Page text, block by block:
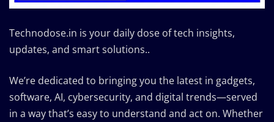
Technodose.in is your daily dose of tech insights,
updates, and smart solutions..
We’re dedicated to bringing you the latest in gadgets,
software, AI, cybersecurity, and digital trends—served
in a way that’s easy to understand and act on. Whether